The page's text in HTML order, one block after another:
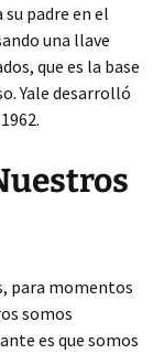
su padre en el
una llave
que es la base
Yale desarrolló
para momentos
somos
es que somos